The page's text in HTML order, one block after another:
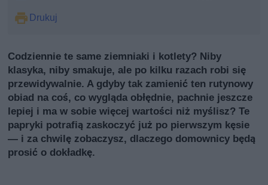
Drukuj
Codziennie te same ziemniaki i kotlety? Niby
klasyka, niby smakuje, ale po kilku razach robi się
przewidywalnie. A gdyby tak zamienić ten rutynowy
obiad na coś, co wygląda obłędnie, pachnie jeszcze
lepiej i ma w sobie więcej wartości niż myślisz? Te
papryki potrafią zaskoczyć już po pierwszym kęsie
— i za chwilę zobaczysz, dlaczego domownicy będą
prosić o dokładkę.